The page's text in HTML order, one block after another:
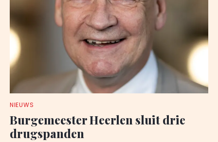
NIEUWS
Burgemeester Heerlen sluit drie
drugspanden